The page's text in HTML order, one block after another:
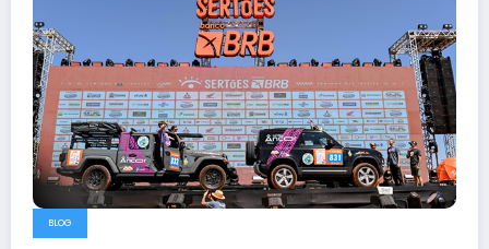
BLOG